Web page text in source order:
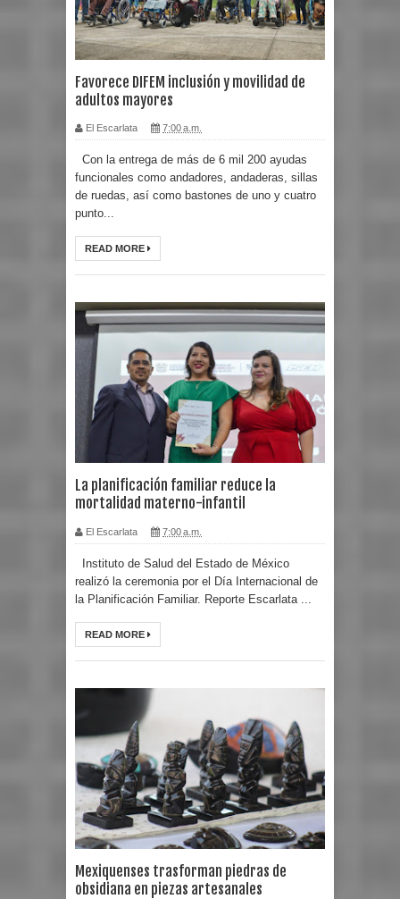
Favorece DIFEM inclusión y movilidad de
adultos mayores
El Escarlata 7:00 a.m.
Con la entrega de más de 6 mil 200 ayudas
funcionales como andadores, andaderas, sillas
de ruedas, así como bastones de uno y cuatro
punto...
READ MORE
La planificación familiar reduce la
mortalidad materno-infantil
El Escarlata 7:00 a.m.
Instituto de Salud del Estado de México
realizó la ceremonia por el Día Internacional de
la Planificación Familiar. Reporte Escarlata ...
READ MORE
Mexiquenses trasforman piedras de
obsidiana en piezas artesanales